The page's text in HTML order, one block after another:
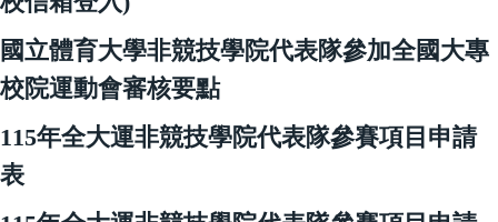
國立體育大學非競技學院代表隊參加全國大專
校院運動會審核要點
115年全大運非競技學院代表隊參賽項目申請
表